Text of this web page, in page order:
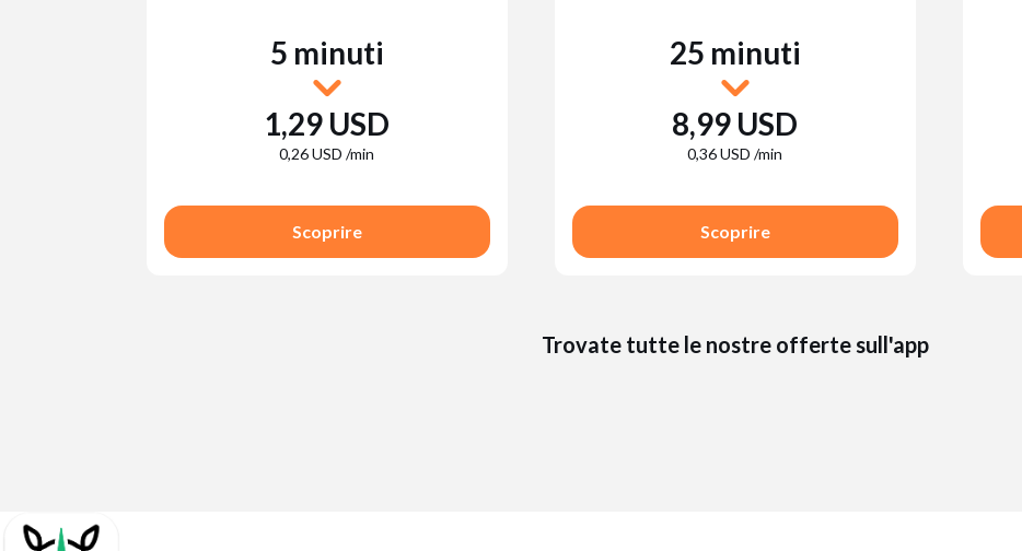
5 minuti
1,29 USD
0,26 USD /min
Scoprire
25 minuti
8,99 USD
0,36 USD /min
Scoprire
Trovate tutte le nostre offerte sull'app